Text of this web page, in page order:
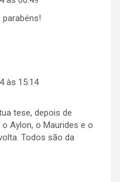
parabéns!
às 15:14
tese, depois de
Aylon, o Maurides e o
Todos são da